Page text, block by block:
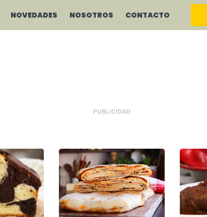
NOVEDADES NOSOTROS CONTACTO
PUBLICIDAD